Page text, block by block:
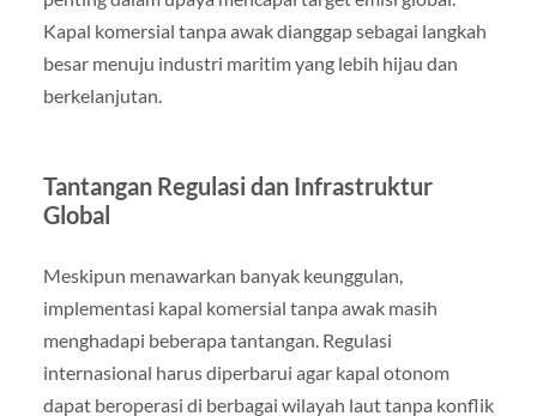
Kapal komersial tanpa awak dianggap sebagai langkah
besar menuju industri maritim yang lebih hijau dan
berkelanjutan.
Tantangan Regulasi dan Infrastruktur
Global
Meskipun menawarkan banyak keunggulan,
implementasi kapal komersial tanpa awak masih
menghadapi beberapa tantangan. Regulasi
internasional harus diperbarui agar kapal otonom
dapat beroperasi di berbagai wilayah laut tanpa konflik